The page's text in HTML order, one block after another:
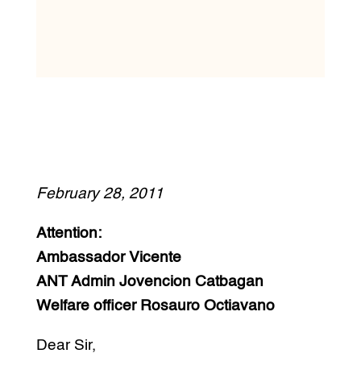
February 28, 2011
Attention:
Ambassador Vicente
ANT Admin Jovencion Catbagan
Welfare officer Rosauro Octiavano
Dear Sir,